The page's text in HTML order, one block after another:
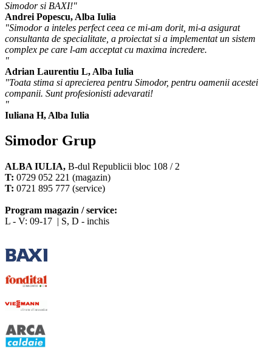
Simodor si BAXI!"
Andrei Popescu, Alba Iulia
"Simodor a inteles perfect ceea ce mi-am dorit, mi-a asigurat
consultanta de specialitate, a proiectat si a implementat un sistem
complex pe care l-am acceptat cu maxima incredere.
"
Adrian Laurentiu L, Alba Iulia
"Toata stima si aprecierea pentru Simodor, pentru oamenii acestei
companii. Sunt profesionisti adevarati!
"
Iuliana H, Alba Iulia
Simodor Grup
ALBA IULIA, B-dul Republicii bloc 108 / 2
T: 0729 052 221 (magazin)
T: 0721 895 777 (service)
Program magazin / service:
L - V: 09-17 | S, D - inchis